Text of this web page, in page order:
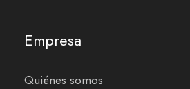
Empresa
Quiénes somos